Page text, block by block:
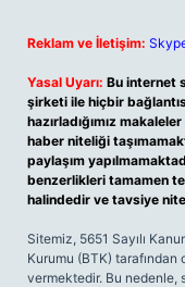
Reklam ve İletişim:
Yasal Uyarı: Bu internet
şirketi ile hiçbir
hazırladığımız
haber niteliği
paylaşım
benzerlikleri tamamen
halindedir ve tavsiye
Sitemiz, 5651 Sayılı
Kurumu (BTK) tarafından
vermektedir. Bu